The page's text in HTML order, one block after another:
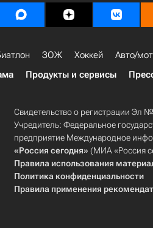
ЗОЖ Хоккей Авто/
Продукты и сервисы
Свидетельство о регистрации Эл
Учредитель: Федеральное
предприятие Международное
«Россия сегодня» (МИА «Россия
Правила использования
Политика конфиденциальности
Правила применения